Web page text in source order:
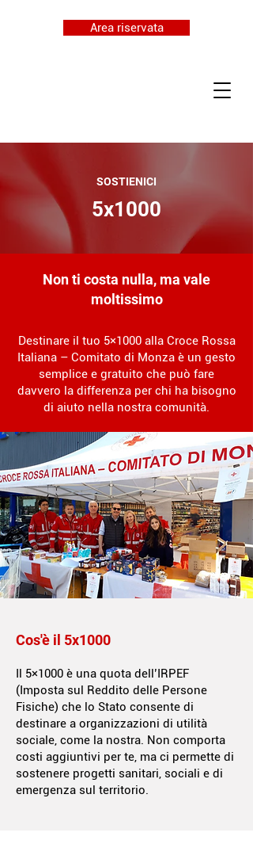
Area riservata
SOSTIENICI
5x1000
Non ti costa nulla, ma vale
moltissimo
Destinare il tuo 5×1000 alla Croce Rossa
Italiana – Comitato di Monza è un gesto
semplice e gratuito che può fare
davvero la differenza per chi ha bisogno
di aiuto nella nostra comunità.
Cos'è il 5x1000
Il 5×1000 è una quota dell’IRPEF
(Imposta sul Reddito delle Persone
Fisiche) che lo Stato consente di
destinare a organizzazioni di utilità
sociale, come la nostra. Non comporta
costi aggiuntivi per te, ma ci permette di
sostenere progetti sanitari, sociali e di
emergenza sul territorio.